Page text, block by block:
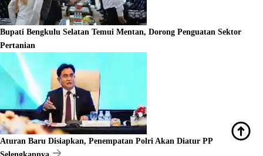
Bupati Bengkulu Selatan Temui Mentan, Dorong Penguatan Sektor
Pertanian
Aturan Baru Disiapkan, Penempatan Polri Akan Diatur PP